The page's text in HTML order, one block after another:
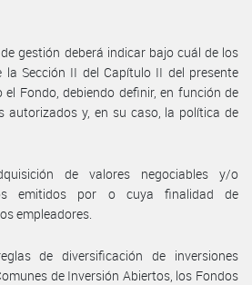
gestión deberá indicar bajo cuál de los
la Sección II del Capítulo II del presente
Fondo, debiendo definir, en función de
autorizados y, en su caso, la política de
de valores negociables y/o
emitidos por o cuya finalidad de
empleadores.
de diversificación de inversiones
de Inversión Abiertos, los Fondos